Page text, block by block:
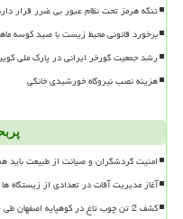
تنگه هرمز تحت نظام عبور بی ضرر قرار
برخورد قانونی محیط زیست با صید کوسه
رشد جمعیت گورخر ایرانی در پارک ملی کویر تولد 5 کره جدید
هزینه نصب نیروگاه خورشیدی خانگی
امنیت گردشگران و صیانت از طبیعت باید
آغاز مدیریت آفات در تعدادی از زیستگاه ها
کشف 2 تن چوب تاغ در کوهپایه اصفهان طی 24 ساعت اخیر 8 نفر دستگیر شدند